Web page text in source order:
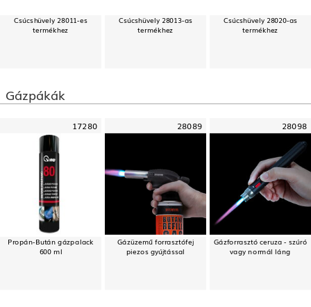
Csúcshüvely 28011-es
termékhez
Csúcshüvely 28013-as
termékhez
Csúcshüvely 28020-as
termékhez
Gázpákák
17280
Propán-Bután gázpalack
600 ml
28089
Gázüzemű forrasztófej
piezos gyújtással
28098
Gázforrasztó ceruza - szúró
vagy normál láng